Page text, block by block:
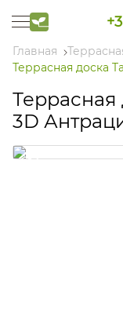
Главная
Террасная доска
Террасная
3D